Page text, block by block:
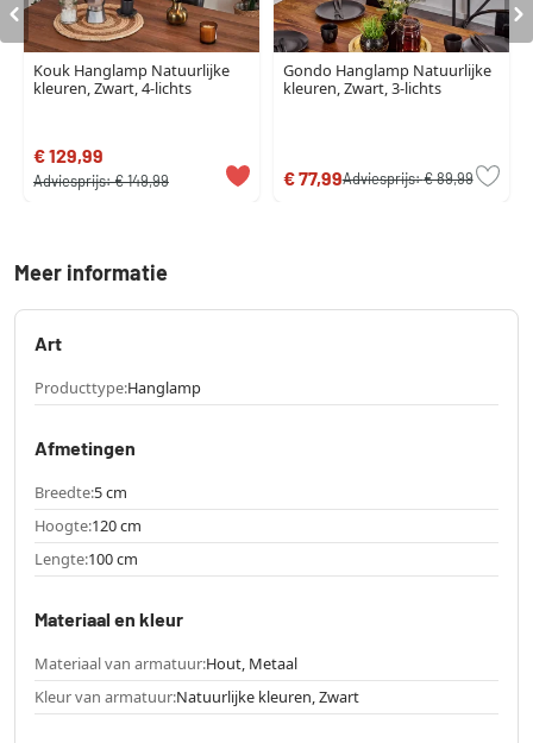
Kouk Hanglamp Natuurlijke
kleuren, Zwart, 4-lichts
€ 129,99
Adviesprijs:€ 149,99
Gondo Hanglamp Natuurlijke
kleuren, Zwart, 3-lichts
€ 77,99Adviesprijs:€ 89,99
Meer informatie
Art
Producttype:Hanglamp
Afmetingen
Breedte:5 cm
Hoogte:120 cm
Lengte:100 cm
Materiaal en kleur
Materiaal van armatuur:Hout, Metaal
Kleur van armatuur:Natuurlijke kleuren, Zwart